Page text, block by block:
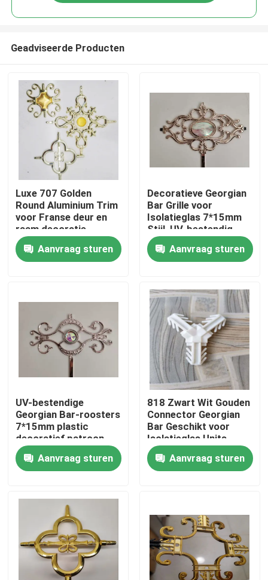
Huis
Ongeveer ons
Kwaliteitscontrole
Contacteer ons
Verzoek om een Citaat
De Bar van het aluminiumverbindingsstuk
Warm Edge afstandsstuk
Geadviseerde Producten
Luxe 707 Golden
Round Aluminium Trim
voor Franse deur en
raam decoratie
Aanvraag sturen
Decoratieve Georgian
Bar Grille voor
Isolatieglas 7*15mm
Stijl, UV-bestendig
Plastic Rooster
Aanvraag sturen
UV-bestendige
Georgian Bar-roosters
7*15mm plastic
decoratief patroon
voor isolatieglas (IGU)
Aanvraag sturen
818 Zwart Wit Gouden
Connector Georgian
Bar Geschikt voor
Isolatieglas Units
Aanvraag sturen